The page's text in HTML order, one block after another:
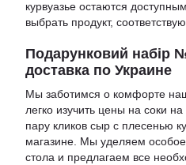
курвуазье остаются
выбрать продукт,
Подарунковий набір
доставка по Украине
Мы заботимся о комфорте
легко изучить цены на соки на
пару кликов сыр с плесенью
магазине. Мы уделяем
стола и предлагаем все